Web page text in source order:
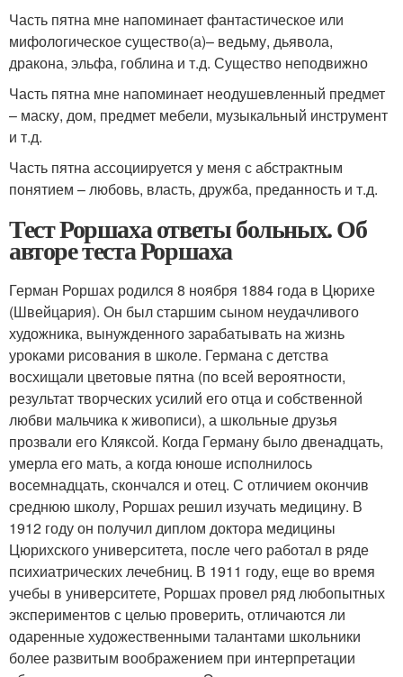
Часть пятна мне напоминает фантастическое или
мифологическое существо(а)– ведьму, дьявола,
дракона, эльфа, гоблина и т.д. Существо неподвижно
Часть пятна мне напоминает неодушевленный предмет
– маску, дом, предмет мебели, музыкальный инструмент
и т.д.
Часть пятна ассоциируется у меня с абстрактным
понятием – любовь, власть, дружба, преданность и т.д.
Тест Роршаха ответы больных. Об
авторе теста Роршаха
Герман Роршах родился 8 ноября 1884 года в Цюрихе
(Швейцария). Он был старшим сыном неудачливого
художника, вынужденного зарабатывать на жизнь
уроками рисования в школе. Германа с детства
восхищали цветовые пятна (по всей вероятности,
результат творческих усилий его отца и собственной
любви мальчика к живописи), а школьные друзья
прозвали его Кляксой. Когда Герману было двенадцать,
умерла его мать, а когда юноше исполнилось
восемнадцать, скончался и отец. С отличием окончив
среднюю школу, Роршах решил изучать медицину. В
1912 году он получил диплом доктора медицины
Цюрихского университета, после чего работал в ряде
психиатрических лечебниц. В 1911 году, еще во время
учебы в университете, Роршах провел ряд любопытных
экспериментов с целью проверить, отличаются ли
одаренные художественными талантами школьники
более развитым воображением при интерпретации